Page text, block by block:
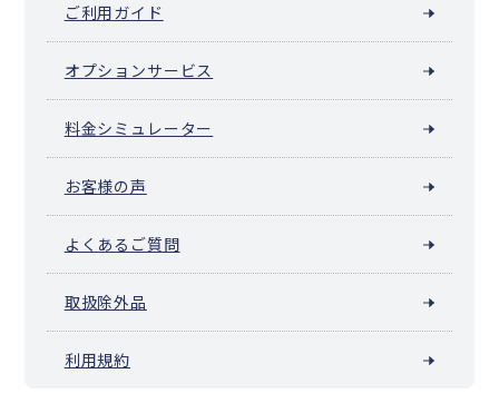
ご利用ガイド
オプションサービス
料金シミュレーター
お客様の声
よくあるご質問
取扱除外品
利用規約